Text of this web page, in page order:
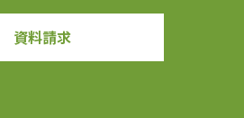
資料請求